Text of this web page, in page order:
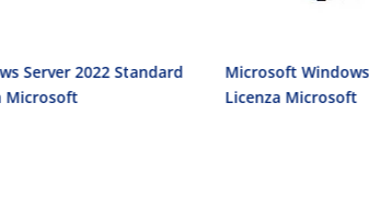
2022 Standard
Microsoft Windows
Licenza Microsoft